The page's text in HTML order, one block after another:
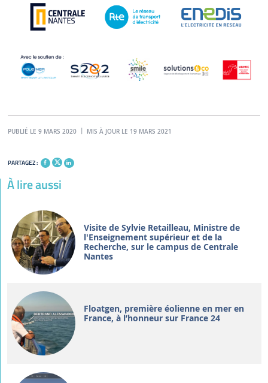
PUBLIÉ LE 9 MARS 2020 MIS À JOUR LE 19 MARS 2021
PARTAGEZ :
À lire aussi
Visite de Sylvie Retailleau, Ministre de
l'Enseignement supérieur et de la
Recherche, sur le campus de Centrale
Nantes
Floatgen, première éolienne en mer en
France, à l’honneur sur France 24